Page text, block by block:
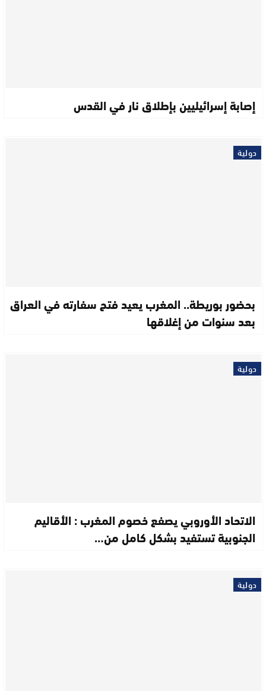
إصابة إسرائيليين بإطلاق نار في القدس
دولية
بحضور بوريطة.. المغرب يعيد فتح سفارته في العراق
بعد سنوات من إغلاقها
دولية
الاتحاد الأوروبي يصفع خصوم المغرب : الأقاليم
الجنوبية تستفيد بشكل كامل من…
دولية